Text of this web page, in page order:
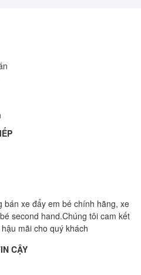
bán xe đẩy em bé chính hãng, xe
second hand.Chúng tôi cam kết
mãi cho quý khách
CẬY